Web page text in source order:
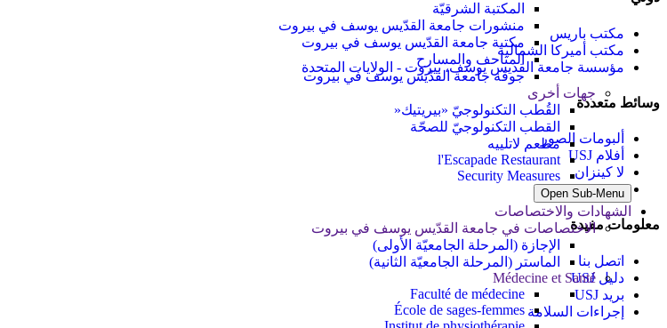
المكتبة الشرقيّة
منشورات جامعة القدّيس يوسف في بيروت
مكتبة جامعة القدّيس يوسف في بيروت
المتاحف والمسارح
جوقة جامعة القدّيس يوسف في بيروت
جهات أخرى
القُطب التكنولوجيّ «بيريتيك«
القطب التكنولوجيّ للصحّة
مطعم لاتلييه
l'Escapade Restaurant
Security Measures
Open Sub-Menu
الشهادات والاختصاصات
الاختصاصات في جامعة القدّيس يوسف في بيروت
الإجازة (المرحلة الجامعيّة الأولى)
الماستر (المرحلة الجامعيّة الثانية)
Médecine et Santé
Faculté de médecine
École de sages-femmes
مكتب باريس
مكتب أميركا الشمالية
مؤسسة جامعة القديس يوسف، بيروت - الولايات المتحدة
وسائط متعددة
ألبومات الصور
أفلام USJ
لا كينزان
نشيد USJ
معلومات مفيدة
اتصل بنا
دليل USJ
بريد USJ
إجراءات السلامة